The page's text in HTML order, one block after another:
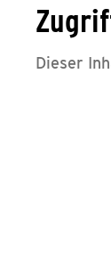
Dieser